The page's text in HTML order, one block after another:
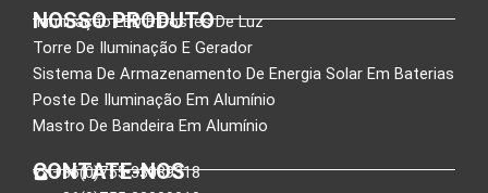
NOSSO PRODUTO
Iluminação LED E Postes De Luz
Torre De Iluminação E Gerador
Sistema De Armazenamento De Energia Solar Em Baterias
Poste De Iluminação Em Alumínio
Mastro De Bandeira Em Alumínio
CONTATE-NOS
:+86(0)755-33089318